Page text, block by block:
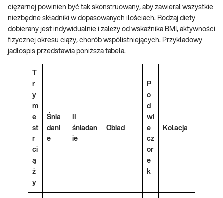
ciężarnej powinien być tak skonstruowany, aby zawierał wszystkie
niezbędne składniki w dopasowanych ilościach. Rodzaj diety
dobierany jest indywidualnie i zależy od wskaźnika BMI, aktywności
fizycznej okresu ciąży, chorób współistniejących. Przykładowy
jadłospis przedstawia poniższa tabela.
r
y
m
e
st
r
ci
ą
ż
y
Śnia
dani
e
śniadan
ie
Obiad
P
o
d
wi
e
cz
or
e
k
Kolacja